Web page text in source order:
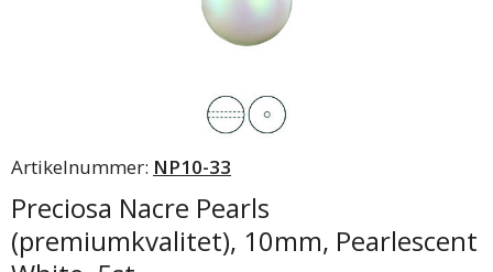
Artikelnummer: NP10-33
Preciosa Nacre Pearls
(premiumkvalitet), 10mm, Pearlescent